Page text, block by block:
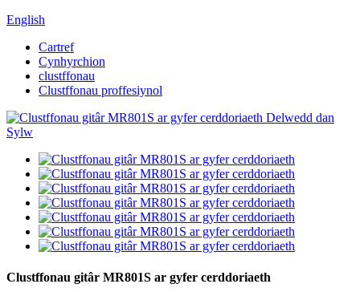
English
Cartref
Cynhyrchion
clustffonau
Clustffonau proffesiynol
Clustffonau gitâr MR801S ar gyfer cerddoriaeth